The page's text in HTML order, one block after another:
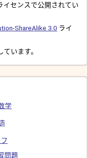
イセンスで公開されてい
ShareAlike 3.0 ライ
ています。
学
問題